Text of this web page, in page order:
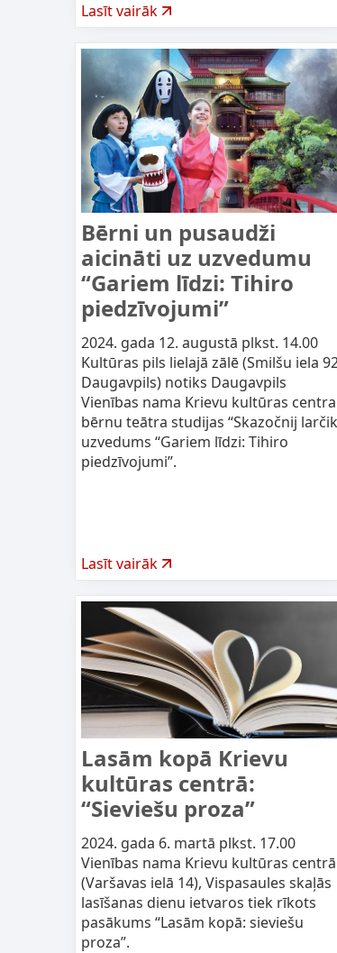
Lasīt vairāk
Bērni un pusaudži
aicināti uz uzvedumu
“Gariem līdzi: Tihiro
piedzīvojumi”
2024. gada 12. augustā plkst. 14.00
Kultūras pils lielajā zālē (Smilšu iela
Daugavpils) notiks Daugavpils
Vienības nama Krievu kultūras centra
bērnu teātra studijas “Skazočnij
uzvedums “Gariem līdzi: Tihiro
piedzīvojumi”.
Lasīt vairāk
Lasām kopā Krievu
kultūras centrā:
“Sieviešu proza”
2024. gada 6. martā plkst. 17.00
Vienības nama Krievu kultūras centrā
(Varšavas ielā 14), Vispasaules skaļās
lasīšanas dienu ietvaros tiek rīkots
pasākums “Lasām kopā: sieviešu
proza”.